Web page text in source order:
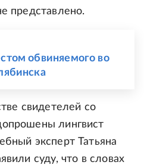
представлено.
обвиняемого во
свидетелей со
лингвист
эксперт Татьяна
суду, что в словах